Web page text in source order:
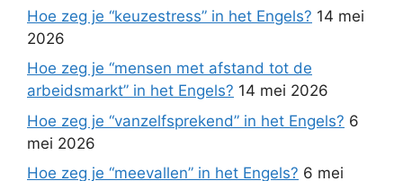
Hoe zeg je “keuzestress” in het Engels? 14 mei
2026
Hoe zeg je “mensen met afstand tot de
arbeidsmarkt” in het Engels? 14 mei 2026
Hoe zeg je “vanzelfsprekend” in het Engels? 6
mei 2026
Hoe zeg je “meevallen” in het Engels? 6 mei